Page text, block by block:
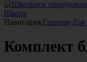
Школа
Навигация:Главная›Для
Комплект